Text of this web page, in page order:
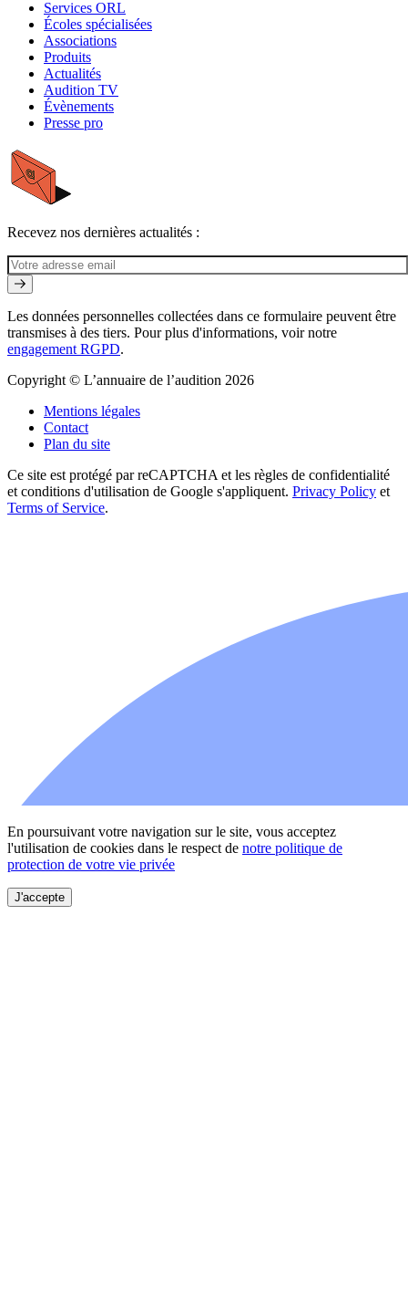
Services ORL
Écoles spécialisées
Associations
Produits
Actualités
Audition TV
Évènements
Presse pro
Recevez nos dernières actualités :
Les données personnelles collectées dans ce formulaire peuvent être
transmises à des tiers. Pour plus d'informations, voir notre
engagement RGPD.
Copyright © L’annuaire de l’audition 2026
Mentions légales
Contact
Plan du site
Ce site est protégé par reCAPTCHA et les règles de confidentialité
et conditions d'utilisation de Google s'appliquent. Privacy Policy et
Terms of Service.
En poursuivant votre navigation sur le site, vous acceptez
l'utilisation de cookies dans le respect de notre politique de
protection de votre vie privée
J'accepte